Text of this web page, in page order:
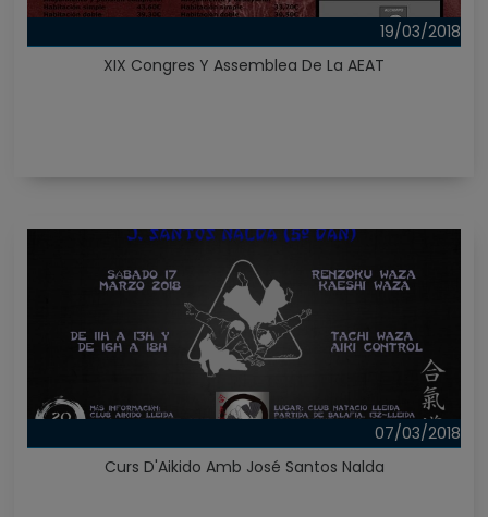
19/03/2018
XIX Congres Y Assemblea De La AEAT
07/03/2018
Curs D'Aikido Amb José Santos Nalda